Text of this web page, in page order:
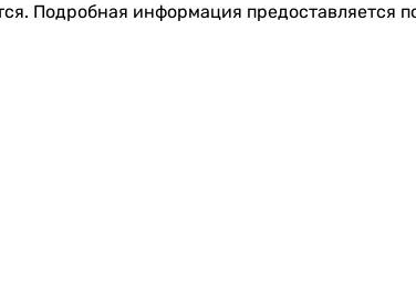
Подробная информация предоставляется